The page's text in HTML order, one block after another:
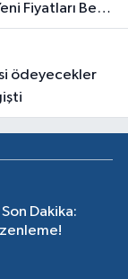
Fiyatları Belli
Dakika: